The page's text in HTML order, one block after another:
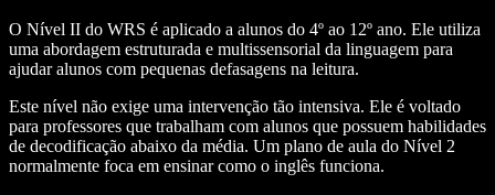
O Nível II do WRS é aplicado a alunos do 4º ao 12º ano. Ele utiliza
uma abordagem estruturada e multissensorial da linguagem para
ajudar alunos com pequenas defasagens na leitura.
Este nível não exige uma intervenção tão intensiva. Ele é voltado
para professores que trabalham com alunos que possuem habilidades
de decodificação abaixo da média. Um plano de aula do Nível 2
normalmente foca em ensinar como o inglês funciona.